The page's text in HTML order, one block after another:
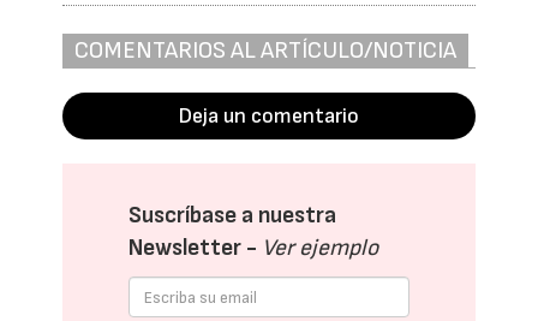
COMENTARIOS AL ARTÍCULO/NOTICIA
Deja un comentario
Suscríbase a nuestra
Newsletter - Ver ejemplo